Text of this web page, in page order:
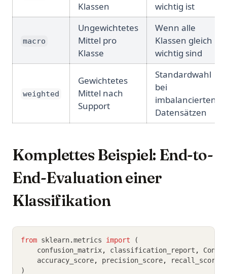
Klassen
wichtig ist
macro
Ungewichtetes
Mittel pro
Klasse
Wenn alle
Klassen gleich
wichtig sind
weighted
Gewichtetes
Mittel nach
Support
Standardwahl
bei
imbalancierten
Datensätzen
Komplettes Beispiel: End-to-
End-Evaluation einer
Klassifikation
from sklearn.metrics import (
    confusion_matrix
, classification_report ,
    accuracy_score
, precision_score, recall_score
)